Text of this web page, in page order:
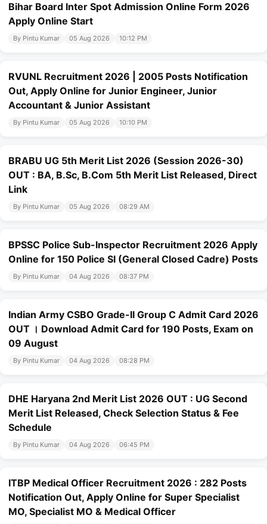
Bihar Board Inter Spot Admission Online Form 2026
Apply Online Start
By Pintu Kumar 05 Aug 2026 10:12 PM
RVUNL Recruitment 2026 | 2005 Posts Notification
Out, Apply Online for Junior Engineer, Junior
Accountant & Junior Assistant
By Pintu Kumar 05 Aug 2026 10:10 PM
BRABU UG 5th Merit List 2026 (Session 2026-30)
OUT : BA, B.Sc, B.Com 5th Merit List Released, Direct
Link
By Pintu Kumar 05 Aug 2026 08:29 AM
BPSSC Police Sub-Inspector Recruitment 2026 Apply
Online for 150 Police SI (General Closed Cadre) Posts
By Pintu Kumar 04 Aug 2026 08:37 PM
Indian Army CSBO Grade-II Group C Admit Card 2026
OUT । Download Admit Card for 190 Posts, Exam on
09 August
By Pintu Kumar 04 Aug 2026 08:28 PM
DHE Haryana 2nd Merit List 2026 OUT : UG Second
Merit List Released, Check Selection Status & Fee
Schedule
By Pintu Kumar 04 Aug 2026 06:45 PM
ITBP Medical Officer Recruitment 2026 : 282 Posts
Notification Out, Apply Online for Super Specialist
MO, Specialist MO & Medical Officer